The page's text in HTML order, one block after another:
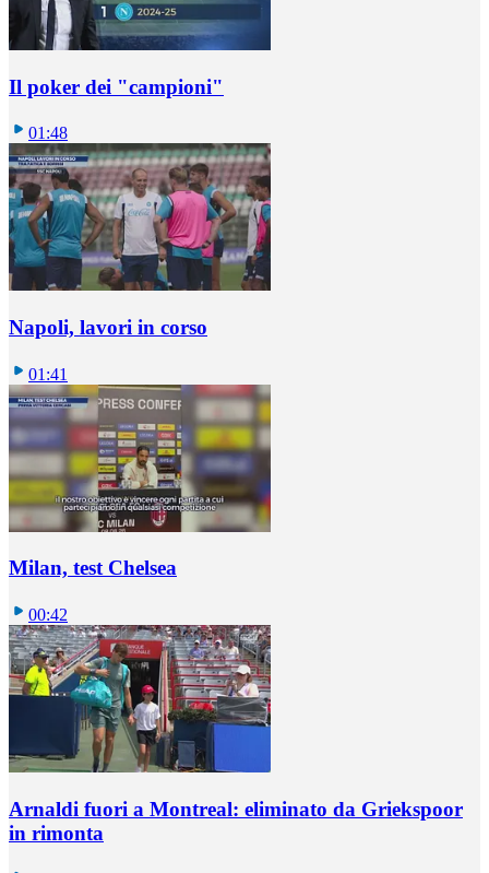
Il poker dei "campioni"
01:48
Napoli, lavori in corso
01:41
Milan, test Chelsea
00:42
Arnaldi fuori a Montreal: eliminato da Griekspoor
in rimonta